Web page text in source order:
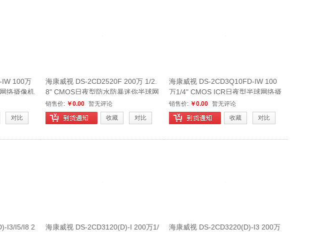
IW 100万
络摄像机
对比
海康威视 DS-2CD2520F 200万 1/2.
8" CMOS日夜型防水防暴迷你半球网
络摄像机
销售价: ￥0.00 暂无评论
收藏
对比
海康威视 DS-2CD3Q10FD-IW 100
万1/4" CMOS ICR日夜型半球网络摄
像机
销售价: ￥0.00 暂无评论
收藏
对比
I3/I5/I8 2 海康威视 DS-2CD3120(D)-I 200万1/ 海康威视 DS-2CD3220(D)-I3 200万